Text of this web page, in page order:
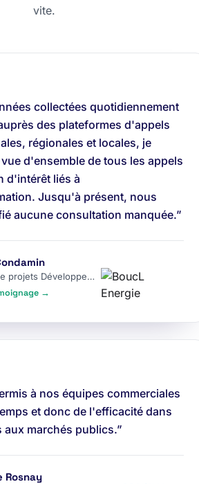
vite.
collectées quotidiennement
des plateformes d'appels
régionales et locales, je
d'ensemble de tous les appels
d'intérêt liés à
Jusqu'à présent, nous
aucune consultation manquée.”
Cheffe de projets Développement
→
à nos équipes commerciales
et donc de l'efficacité dans
aux marchés publics.”
Rosnay